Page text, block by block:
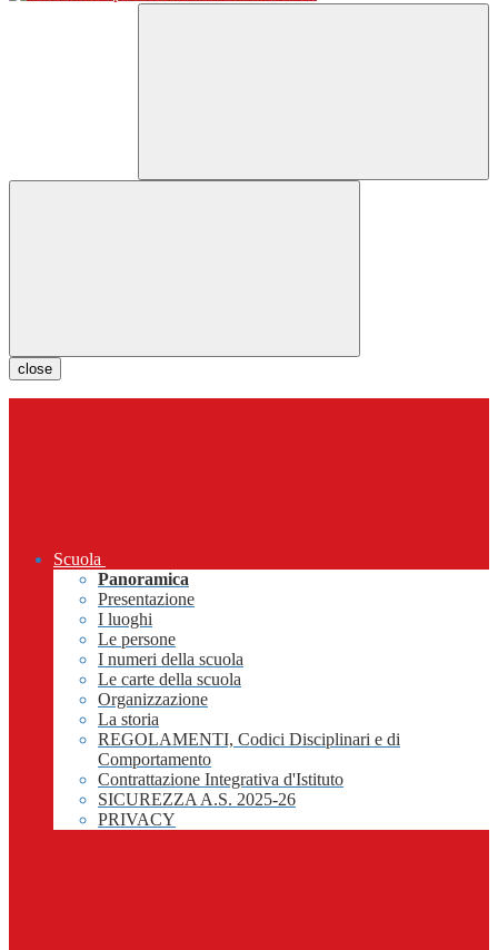
close
Scuola
Panoramica
Presentazione
I luoghi
Le persone
I numeri della scuola
Le carte della scuola
Organizzazione
La storia
REGOLAMENTI, Codici Disciplinari e di
Comportamento
Contrattazione Integrativa d'Istituto
SICUREZZA A.S. 2025-26
PRIVACY